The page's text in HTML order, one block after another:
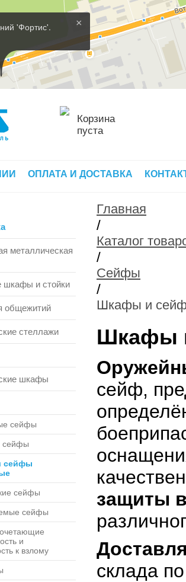
×
'Фортис'.
Корзина
пуста
ОПЛАТА И ДОСТАВКА
металлическая
и стойки
общежитий
стеллажи
шкафы
сейфы
сейфы
сейфы
сейфы
и
к взлому
Главная
/
Каталог
/
Сейфы
/
Шкафы и
Шкафы
сейф,
защиты
склада